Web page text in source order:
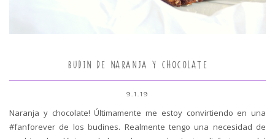
BUDIN DE NARANJA Y CHOCOLATE
9.1.19
Naranja y chocolate! Últimamente me estoy convirtiendo en una
#fanforever de los budines. Realmente tengo una necesidad de